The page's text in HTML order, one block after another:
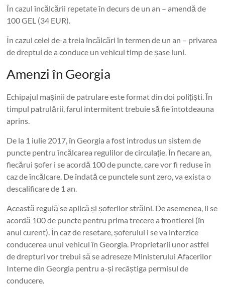
În cazul încălcării repetate în decurs de un an – amendă de
100 GEL (34 EUR).
În cazul celei de-a treia încălcări în termen de un an – privarea
de dreptul de a conduce un vehicul timp de șase luni.
Amenzi în Georgia
Echipajul mașinii de patrulare este format din doi polițiști. În
timpul patrulării, farul intermitent trebuie să fie întotdeauna
aprins.
De la 1 iulie 2017, în Georgia a fost introdus un sistem de
puncte pentru încălcarea regulilor de circulație. În fiecare an,
fiecărui șofer i se acordă 100 de puncte, care vor fi reduse în
caz de încălcare. De îndată ce punctele sunt zero, va exista o
descalificare de 1 an.
Această regulă se aplică și șoferilor străini. De asemenea, li se
acordă 100 de puncte pentru prima trecere a frontierei (în
anul curent). În caz de resetare, șoferului i se va interzice
conducerea unui vehicul în Georgia. Proprietarii unor astfel
de drepturi vor trebui să se adreseze Ministerului Afacerilor
Interne din Georgia pentru a-și recâștiga permisul de
conducere.